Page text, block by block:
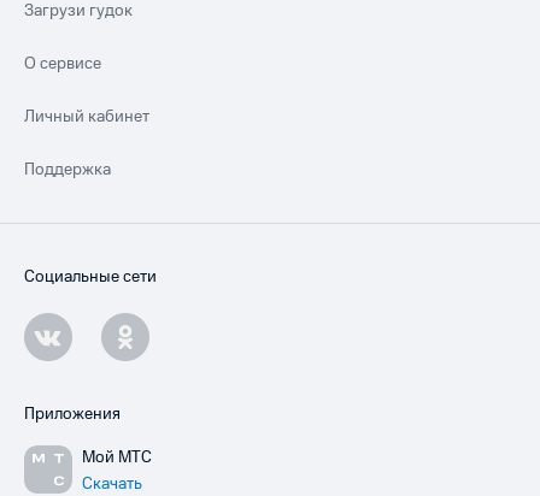
Загрузи гудок
О сервисе
Личный кабинет
Поддержка
Социальные сети
Приложения
Мой МТС
Скачать